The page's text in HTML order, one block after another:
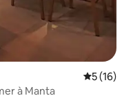
5 (16)
à Manta